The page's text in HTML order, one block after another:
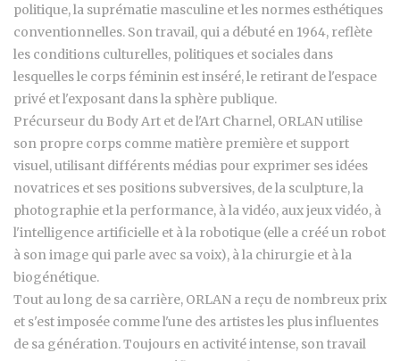
politique, la suprématie masculine et les normes esthétiques
conventionnelles. Son travail, qui a débuté en 1964, reflète
les conditions culturelles, politiques et sociales dans
lesquelles le corps féminin est inséré, le retirant de l'espace
privé et l'exposant dans la sphère publique.
Précurseur du Body Art et de l'Art Charnel, ORLAN utilise
son propre corps comme matière première et support
visuel, utilisant différents médias pour exprimer ses idées
novatrices et ses positions subversives, de la sculpture, la
photographie et la performance, à la vidéo, aux jeux vidéo, à
l'intelligence artificielle et à la robotique (elle a créé un robot
à son image qui parle avec sa voix), à la chirurgie et à la
biogénétique.
Tout au long de sa carrière, ORLAN a reçu de nombreux prix
et s'est imposée comme l'une des artistes les plus influentes
de sa génération. Toujours en activité intense, son travail